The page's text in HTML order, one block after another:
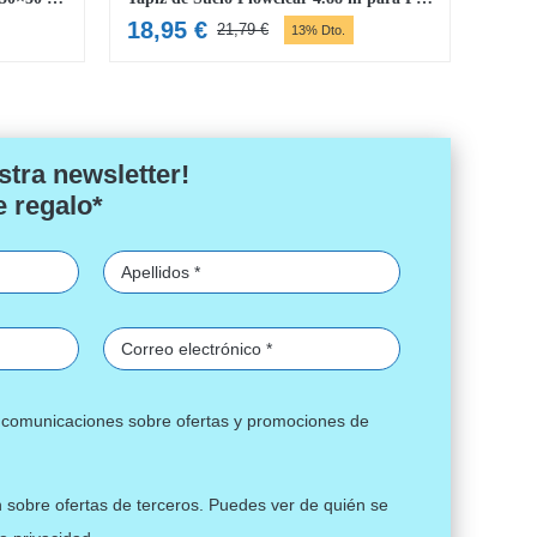
21,79€El
18,95 €
El 13% Dto.
newsletter!
regalo*
sobre ofertas y promociones de
ofertas de terceros. Puedes ver de quién se